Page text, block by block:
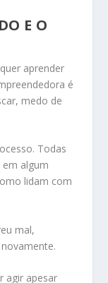
E O
aprender
é
medo de
Todas
algum
lidam com
mal,
agir apesar